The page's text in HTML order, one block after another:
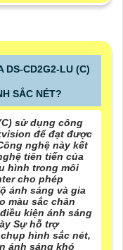
DS-CD2G2-LU (C)
SẮC NÉT?
sử dụng công
để đạt được
nghệ này kết
tiên tiến của
hình trong môi
cho phép
ánh sáng và gia
màu sắc chân
kiện ánh sáng
Sự hỗ trợ
chụp hình sắc nét,
ánh sáng khó